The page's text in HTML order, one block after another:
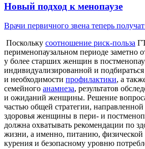
Новый подход к менопаузе
Врачи первичного звена теперь
Поскольку соотношение риск-польза
перименопаузальном периоде заметно
у более старших женщин в
индивидуализированной и
и необходимости профилактики, а
семейного анамнеза, результатов
и ожиданий женщины. Решение
частью общей стратегии,
здоровья женщины в пери- и
должна охватывать рекомендации по
жизни, а именно, питанию, физической
курения и безопасному уровню